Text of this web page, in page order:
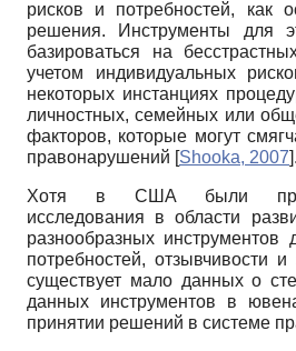
рисков и потребностей, как
решения. Инструменты для
базироваться на
учетом индивидуальных
некоторых инстанциях
личностных, семейных или
факторов, которые могут
правонарушений [Shooka, 2007].
Хотя в США были
исследования в области
разнообразных инструментов
потребностей, отзывчивости
существует мало данных о
данных инструментов в
принятии решений в системе